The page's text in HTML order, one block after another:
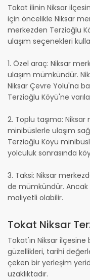
Tokat ilinin Niksar
için öncelikle Niksar
merkezden Terzioğlu
ulaşım seçenekleri
1. Özel araç: Niksar
ulaşım mümkündür.
Niksar Çevre Yolu'na
Terzioğlu Köyü'ne
2. Toplu taşıma:
minibüslerle ulaşım
Terzioğlu Köyü
yolculuk sonrasında
3. Taksi: Niksar
de mümkündür.
maliyetli olabilir.
Tokat Niksar
Tokat'ın Niksar ilçesine
güzellikleri, tarihi
çeken bir yerleşim
uzaklıktadır.